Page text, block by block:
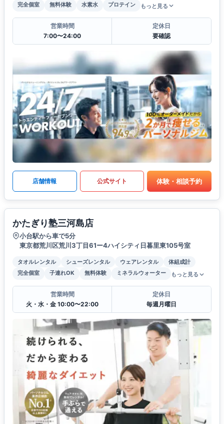
完全個室
無料体験 水素水 プロテイン もっと見る
営業時間
7:00〜24:00
定休日
要確認
店舗情報 公式サイト 体験・相談予約
かたぎり塾三河島店
小台駅から車で5分
東京都荒川区荒川3丁目61ー4ハイシティ日暮里東105号室
タオルレンタル シューズレンタル ウェアレンタル
体組成計
完全個室
子連れOK 無料体験 ミネラルウォーター もっと見る
営業時間
火・水・金 10:00〜22:00
定休日
毎週月曜日